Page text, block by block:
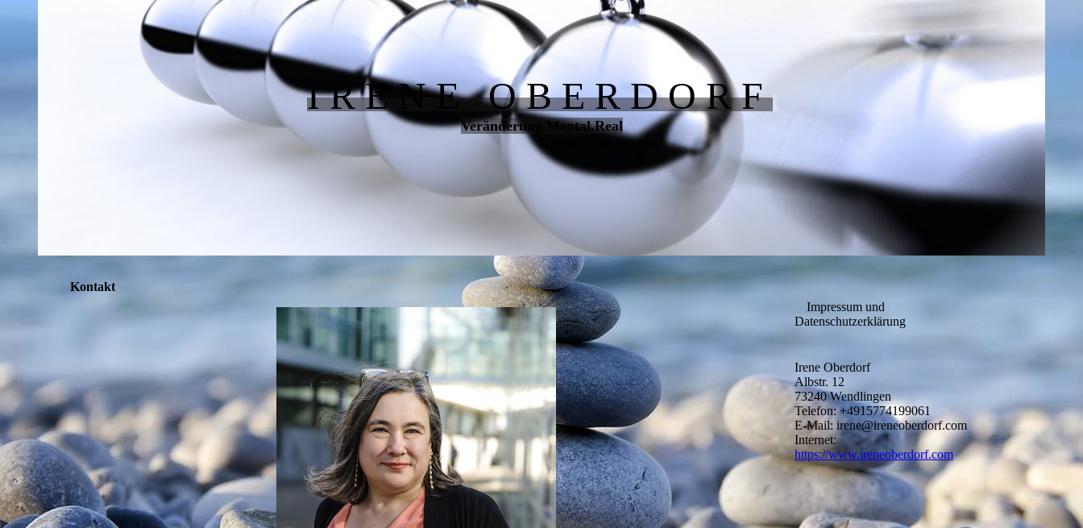
I R E N E O B E R D O R F
Veränderung.Mental.Real
Kontakt
Impressum und
Datenschutzerklärung
Irene Oberdorf
Albstr. 12
73240 Wendlingen
Telefon: +4915774199061
E-Mail: irene@ireneoberdorf.com
Internet:
https://www.ireneoberdorf.com